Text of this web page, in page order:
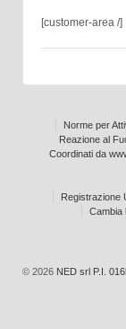
[customer-area /]
Norme per
Reazione al
Coordinati da
Registrazione
Cambia
© 2026 NED srl P.I.